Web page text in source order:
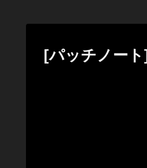
[パッチノー